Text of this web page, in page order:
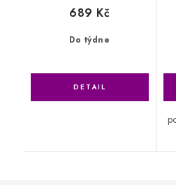
Do týdne
689 Kč